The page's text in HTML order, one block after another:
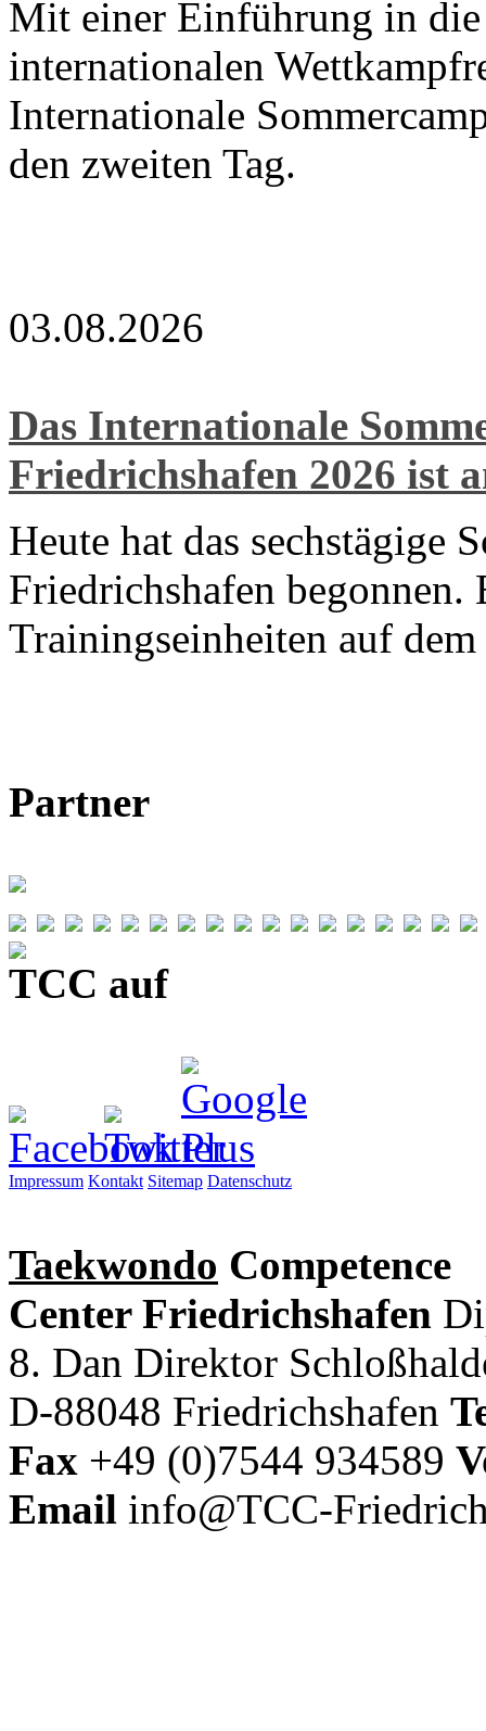
Mit einer Einführung in die
internationalen
Internationale
den zweiten Tag.
03.08.2026
Das Internationale
Friedrichshafen 2026 ist
Heute hat das sechstägige
Friedrichshafen begonnen.
Trainingseinheiten auf
Partner
TCC auf
Impressum Kontakt Sitemap Datenschutz
Taekwondo Competence
Center Friedrichshafen
8. Dan Direktor
D-88048 Friedrichshafen
Fax +49 (0)7544 934589
Email info@TCC-